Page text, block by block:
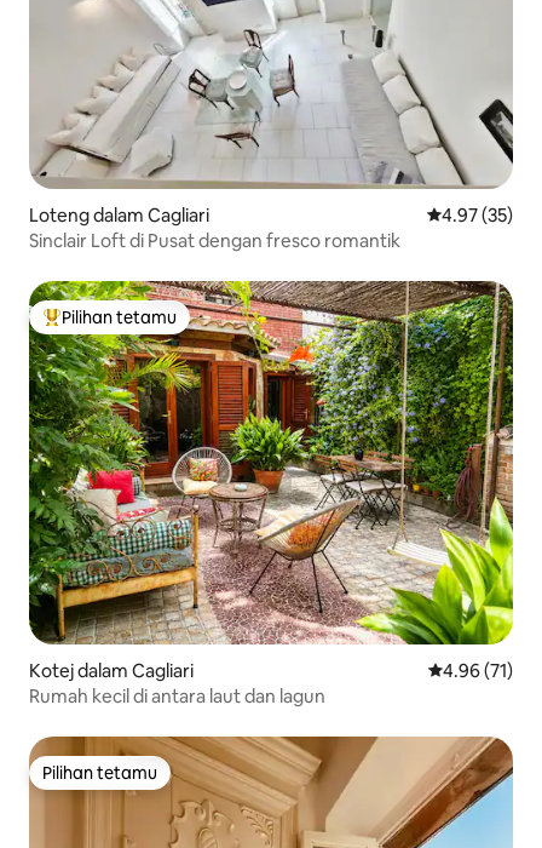
Loteng dalam Cagliari Penarafan
4.97 (35)
Sinclair Loft di Pusat dengan fresco romantik
Pilihan utama tetamu
Pilihan tetamu
Kotej dalam Cagliari Penarafan
4.96 (71)
Rumah kecil di antara laut dan lagun
Pilihan tetamu
Pilihan tetamu